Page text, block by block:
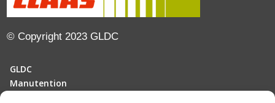
© Copyright 2023 GLDC
GLDC
Manutention